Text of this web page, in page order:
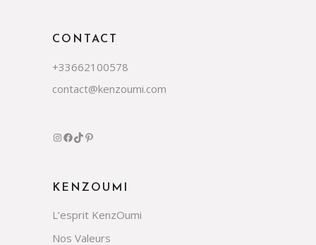
CONTACT
+33662100578
contact@kenzoumi.com
KENZOUMI
L’esprit KenzOumi
Nos Valeurs